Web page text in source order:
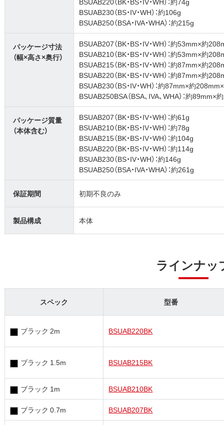
BSUAB230（BS・IV・WH）：約106g
BSUAB250（BSA・IVA・WHA）：約215g
パッケージ寸法
（幅×高さ×奥行）
BSUAB207（BK・BS・IV・WH）：約53mm×約
BSUAB210（BK・BS・IV・WH）：約53mm×約
BSUAB215（BK・BS・IV・WH）：約87mm×約
BSUAB220（BK・BS・IV・WH）：約87mm×約
BSUAB230（BS・IV・WH）：約87mm×約
BSUAB250BSA（BSA、IVA、WHA）：約
パッケージ質量
（本体含む）
BSUAB207（BK・BS・IV・WH）：約61g
BSUAB210（BK・BS・IV・WH）：約78g
BSUAB215（BK・BS・IV・WH）：約104g
BSUAB220（BK・BS・IV・WH）：約114g
BSUAB230（BS・IV・WH）：約146g
BSUAB250（BSA・IVA・WHA）：約261g
保証期間 初期不良のみ
製品構成 本体
ラインナッ
スペック 型番
ブラック 2m BSUAB220BK
ブラック 1.5m BSUAB215BK
ブラック 1m BSUAB210BK
ブラック 0.7m BSUAB207BK